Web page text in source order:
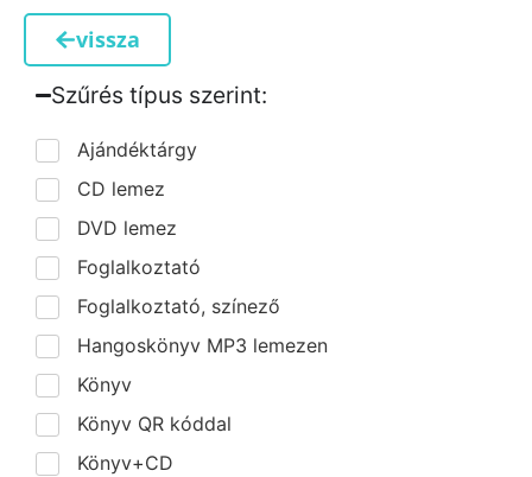
vissza
Szűrés típus szerint:​
Ajándéktárgy
CD lemez
DVD lemez
Foglalkoztató
Foglalkoztató, színező
Hangoskönyv MP3 lemezen
Könyv
Könyv QR kóddal
Könyv+CD